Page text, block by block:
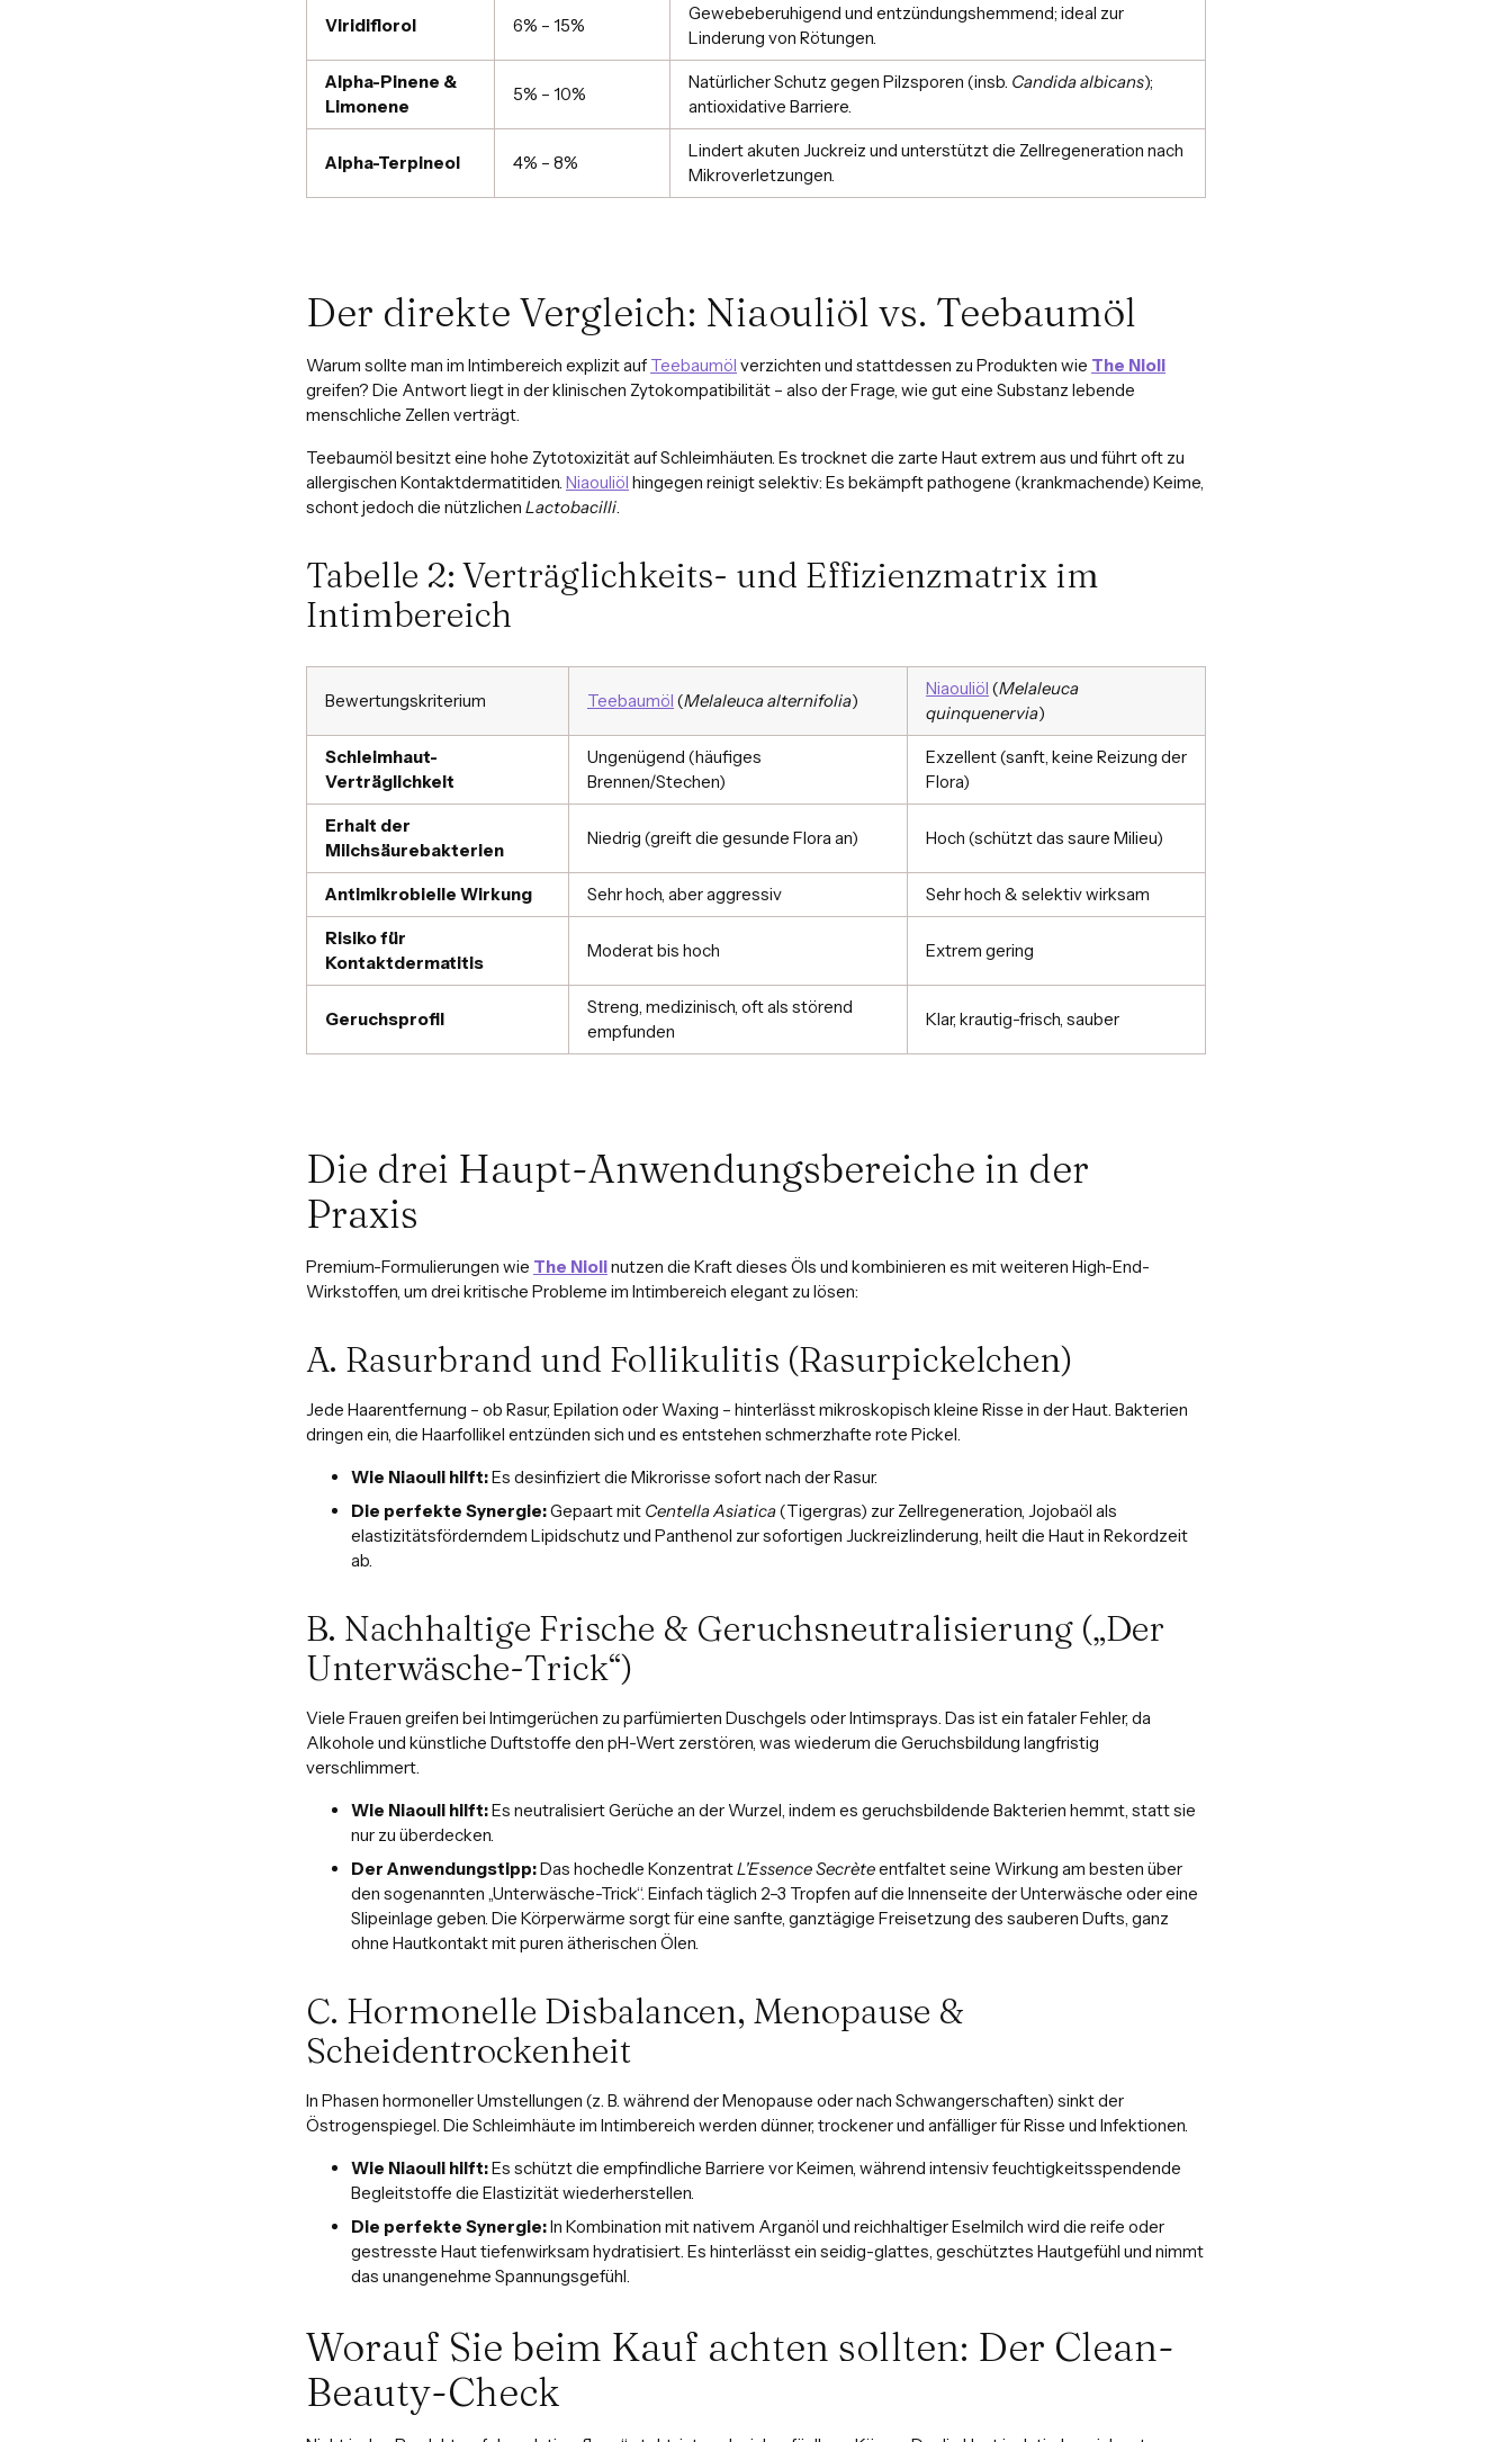
Viridiflorol 6% – 15%
Gewebeberuhigend und entzündungshemmend; ideal zur
Linderung von Rötungen.
Alpha-Pinene &
Limonene
5% – 10%
Natürlicher Schutz gegen Pilzsporen (insb. Candida albicans);
antioxidative Barriere.
Alpha-Terpineol 4% – 8%
Lindert akuten Juckreiz und unterstützt die Zellregeneration nach
Mikroverletzungen.
Der direkte Vergleich: Niaouliöl vs. Teebaumöl
Warum sollte man im Intimbereich explizit auf Teebaumöl verzichten und stattdessen zu Produkten wie The Nioli
greifen? Die Antwort liegt in der klinischen Zytokompatibilität – also der Frage, wie gut eine Substanz lebende
menschliche Zellen verträgt.
Teebaumöl besitzt eine hohe Zytotoxizität auf Schleimhäuten. Es trocknet die zarte Haut extrem aus und führt oft zu
allergischen Kontaktdermatitiden. Niaouliöl hingegen reinigt selektiv: Es bekämpft pathogene (krankmachende) Keime,
schont jedoch die nützlichen Lactobacilli.
Tabelle 2: Verträglichkeits- und Effizienzmatrix im
Intimbereich
Bewertungskriterium Teebaumöl (Melaleuca alternifolia)
Niaouliöl (Melaleuca
quinquenervia)
Schleimhaut-
Verträglichkeit
Ungenügend (häufiges
Brennen/Stechen)
Exzellent (sanft, keine Reizung der
Flora)
Erhalt der
Milchsäurebakterien
Niedrig (greift die gesunde Flora an) Hoch (schützt das saure Milieu)
Antimikrobielle Wirkung Sehr hoch, aber aggressiv Sehr hoch & selektiv wirksam
Risiko für
Kontaktdermatitis
Moderat bis hoch Extrem gering
Geruchsprofil
Streng, medizinisch, oft als störend
empfunden
Klar, krautig-frisch, sauber
Die drei Haupt-Anwendungsbereiche in der
Praxis
Premium-Formulierungen wie The Niolinutzen die Kraft dieses Öls und kombinieren es mit weiteren High-End-
Wirkstoffen, um drei kritische Probleme im Intimbereich elegant zu lösen:
A. Rasurbrand und Follikulitis (Rasurpickelchen)
Jede Haarentfernung – ob Rasur, Epilation oder Waxing – hinterlässt mikroskopisch kleine Risse in der Haut. Bakterien
dringen ein, die Haarfollikel entzünden sich und es entstehen schmerzhafte rote Pickel.
Wie Niaouli hilft:Es desinfiziert die Mikrorisse sofort nach der Rasur.
Die perfekte Synergie:Gepaart mit Centella Asiatica(Tigergras) zur Zellregeneration, Jojobaöl als
elastizitätsförderndem Lipidschutz und Panthenol zur sofortigen Juckreizlinderung, heilt die Haut in Rekordzeit
ab.
B. Nachhaltige Frische & Geruchsneutralisierung („Der
Unterwäsche-Trick“)
Viele Frauen greifen bei Intimgerüchen zu parfümierten Duschgels oder Intimsprays. Das ist ein fataler Fehler, da
Alkohole und künstliche Duftstoffe den pH-Wert zerstören, was wiederum die Geruchsbildung langfristig
verschlimmert.
Wie Niaouli hilft:Es neutralisiert Gerüche an der Wurzel, indem es geruchsbildende Bakterien hemmt, statt sie
nur zu überdecken.
Der Anwendungstipp:Das hochedle KonzentratL'Essence Secrèteentfaltet seine Wirkung am besten über
den sogenannten „Unterwäsche-Trick“. Einfach täglich 2–3 Tropfen auf die Innenseite der Unterwäsche oder eine
Slipeinlage geben. Die Körperwärme sorgt für eine sanfte, ganztägige Freisetzung des sauberen Dufts, ganz
ohne Hautkontakt mit puren ätherischen Ölen.
C. Hormonelle Disbalancen, Menopause &
Scheidentrockenheit
In Phasen hormoneller Umstellungen (z. B. während der Menopause oder nach Schwangerschaften) sinkt der
Östrogenspiegel. Die Schleimhäute im Intimbereich werden dünner, trockener und anfälliger für Risse und Infektionen.
Wie Niaouli hilft:Es schützt die empfindliche Barriere vor Keimen, während intensiv feuchtigkeitsspendende
Begleitstoffe die Elastizität wiederherstellen.
Die perfekte Synergie:In Kombination mit nativem Arganöl und reichhaltiger Eselmilch wird die reife oder
gestresste Haut tiefenwirksam hydratisiert. Es hinterlässt ein seidig-glattes, geschütztes Hautgefühl und nimmt
das unangenehme Spannungsgefühl.
Worauf Sie beim Kauf achten sollten: Der Clean-
Beauty-Check